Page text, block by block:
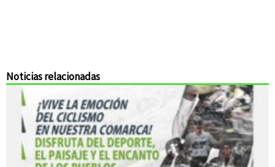
Noticias relacionadas